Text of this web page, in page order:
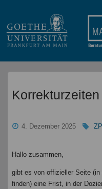
4. Dezember 2025 ZPL
Hallo zusammen,
gibt es von offizieller Seite
finden) eine Frist, in der